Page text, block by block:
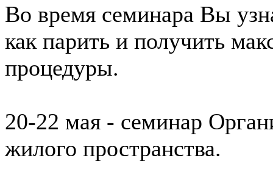
Во время семинара Вы
как парить и получить
процедуры.
20-22 мая - семинар
жилого пространства.